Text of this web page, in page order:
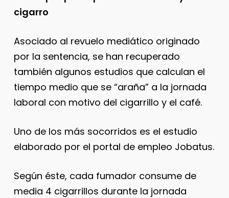
cigarro
Asociado al revuelo mediático originado
por la sentencia, se han recuperado
también algunos estudios que calculan el
tiempo medio que se “araña” a la jornada
laboral con motivo del cigarrillo y el café.
Uno de los más socorridos es el estudio
elaborado por el portal de empleo Jobatus.
Según éste, cada fumador consume de
media 4 cigarrillos durante la jornada